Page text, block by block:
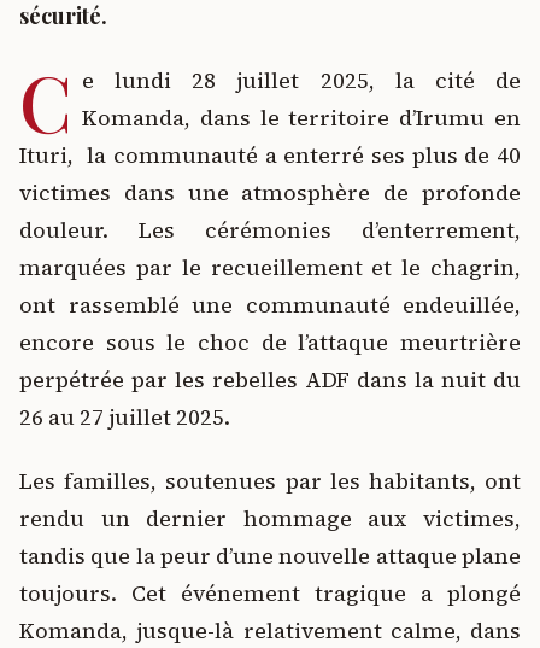
sécurité.
C e lundi 28 juillet 2025, la cité de
Komanda, dans le territoire d’Irumu en
Ituri, la communauté a enterré ses plus de 40
victimes dans une atmosphère de profonde
douleur. Les cérémonies d’enterrement,
marquées par le recueillement et le chagrin,
ont rassemblé une communauté endeuillée,
encore sous le choc de l’attaque meurtrière
perpétrée par les rebelles ADF dans la nuit du
26 au 27 juillet 2025.
Les familles, soutenues par les habitants, ont
rendu un dernier hommage aux victimes,
tandis que la peur d’une nouvelle attaque plane
toujours. Cet événement tragique a plongé
Komanda, jusque-là relativement calme, dans